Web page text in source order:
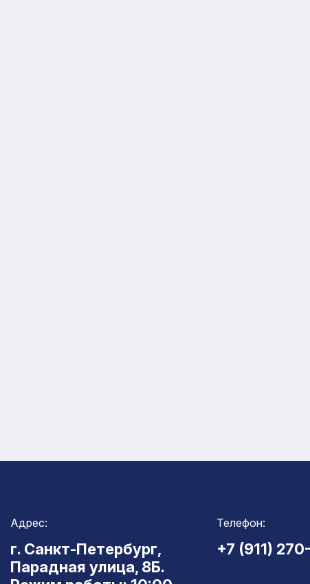
Адрес:
г. Санкт-Петербург,
Парадная улица, 8Б.
Телефон:
+7 (911)